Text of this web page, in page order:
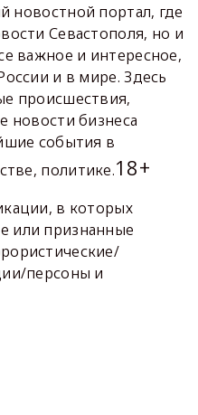
новостной портал, где
Севастополя, но и
важное и интересное,
и в мире. Здесь
происшествия,
новости бизнеса
события в
политике.18+
в которых
или признанные
персоны и